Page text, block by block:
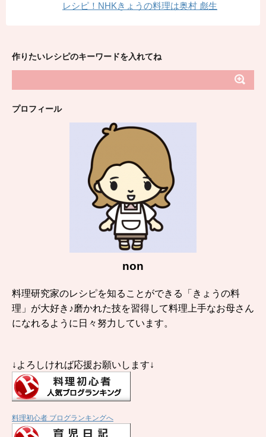
レシピ！NHKきょうの料理は奥村 彪生
作りたいレシピのキーワードを入れてね
プロフィール
non
料理研究家のレシピを知ることができる「きょうの料
理」が大好き♪磨かれた技を習得して料理上手なお母さん
になれるように日々努力しています。
↓よろしければ応援お願いします↓
料理初心者 ブログランキングへ